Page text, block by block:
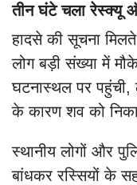
तीन घंटे चला रेस्क्यू
हादसे की सूचना
लोग बड़ी संख्या में
घटनास्थल पर पहुंची,
के कारण शव को
स्थानीय लोगों और
बांधकर रस्सियों के